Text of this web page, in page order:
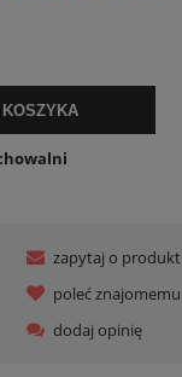
KOSZYKA
zapytaj o produkt
poleć znajomemu
dodaj opinię